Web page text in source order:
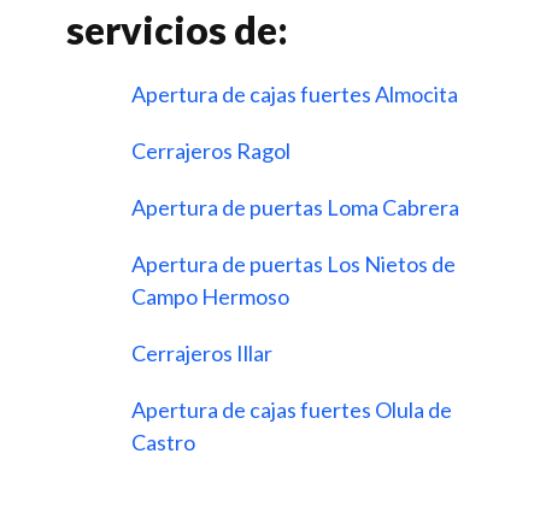
servicios de:
Apertura de cajas fuertes Almocita
Cerrajeros Ragol
Apertura de puertas Loma Cabrera
Apertura de puertas Los Nietos de
Campo Hermoso
Cerrajeros Illar
Apertura de cajas fuertes Olula de
Castro